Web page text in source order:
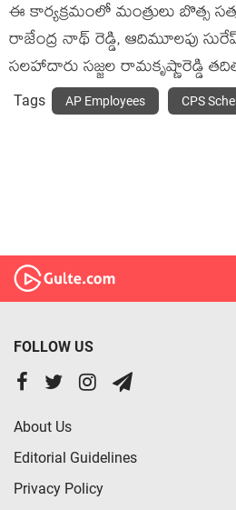
ఈ కార్యక్రమంలో మంత్రులు బొత్స
రాజేంద్ర నాథ్ రెడ్డి, ఆదిమూలపు
సలహాదారు సజ్జల రామకృష్ణారెడ్డి
Tags AP Employees CPS
FOLLOW US
About Us
Editorial Guidelines
Privacy Policy